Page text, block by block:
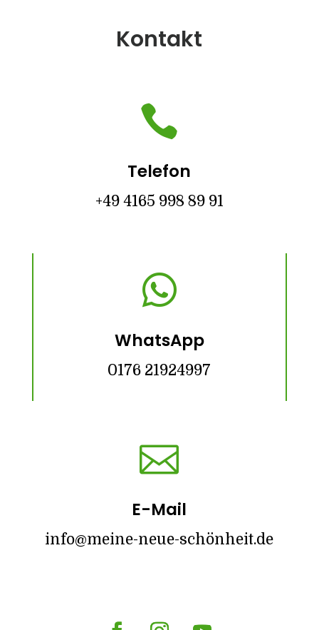
Kontakt

Telefon
+49 4165 998 89 91

WhatsApp
0176 21924997

E-Mail
info@meine-neue-schönheit.de